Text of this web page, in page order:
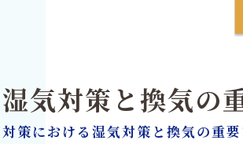
湿気対策と換気の
策における湿気対策と換気の重要